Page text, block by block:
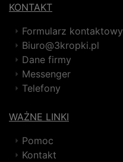
KONTAKT
Formularz kontaktowy
Biuro@3kropki.pl
Dane firmy
Messenger
Telefony
WAŻNE LINKI
Pomoc
Kontakt